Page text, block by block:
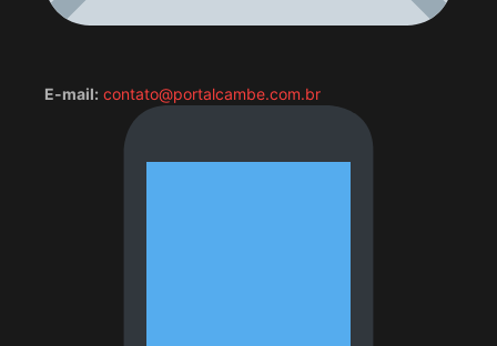
E-mail: contato@portalcambe.com.br